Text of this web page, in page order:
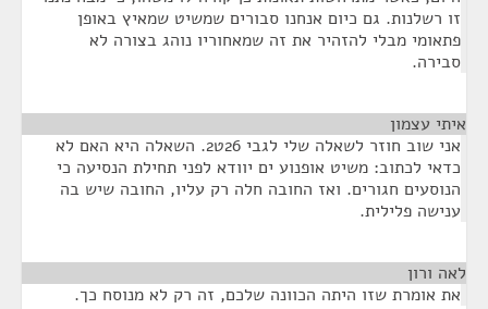
זו רשלנות. גם כיום אנחנו סבורים שמשיט שמאיץ באופן
פתאומי מבלי להזהיר את זה שמאחוריו נוהג בצורה לא
סבירה.
איתי עצמון
אני שוב חוזר לשאלה שלי לגבי 26ט2. השאלה היא האם לא
כדאי לכתוב: משיט אופנוע ים יוודא לפני תחילת הנסיעה כי
הנוסעים חגורים. ואז החובה חלה רק עליו, החובה שיש בה
ענישה פלילית.
לאה ורון
את אומרת שזו היתה הכוונה שלכם, זה רק לא מנוסח כך.